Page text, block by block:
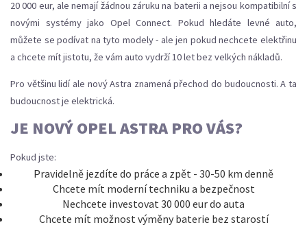
20 000 eur, ale nemají žádnou záruku na baterii a nejsou kompatibilní s
novými systémy jako Opel Connect. Pokud hledáte levné auto,
můžete se podívat na tyto modely - ale jen pokud nechcete elektřinu
a chcete mít jistotu, že vám auto vydrží 10 let bez velkých nákladů.
Pro většinu lidí ale nový Astra znamená přechod do budoucnosti. A ta
budoucnost je elektrická.
JE NOVÝ OPEL ASTRA PRO VÁS?
Pokud jste:
Pravidelně jezdíte do práce a zpět - 30-50 km denně
Chcete mít moderní techniku a bezpečnost
Nechcete investovat 30 000 eur do auta
Chcete mít možnost výměny baterie bez starostí